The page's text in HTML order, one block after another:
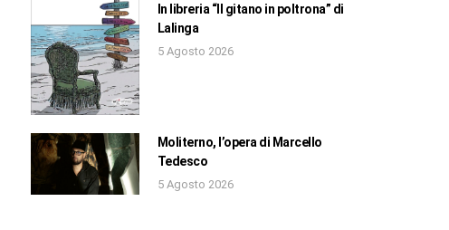
In libreria “Il gitano in poltrona” di
Lalinga
5 Agosto 2026
Moliterno, l’opera di Marcello
Tedesco
5 Agosto 2026